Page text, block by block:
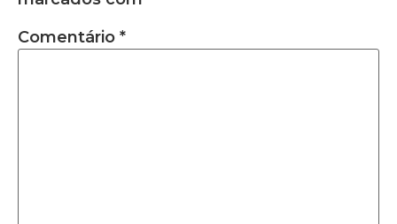
Comentário *